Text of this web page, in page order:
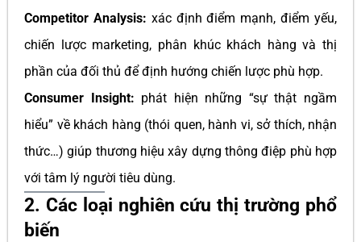
Competitor Analysis: xác định điểm mạnh, điểm yếu,
chiến lược marketing, phân khúc khách hàng và thị
phần của đối thủ để định hướng chiến lược phù hợp.
Consumer Insight: phát hiện những “sự thật ngầm
hiểu” về khách hàng (thói quen, hành vi, sở thích, nhận
thức…) giúp thương hiệu xây dựng thông điệp phù hợp
với tâm lý người tiêu dùng.
2. Các loại nghiên cứu thị trường phổ
biến